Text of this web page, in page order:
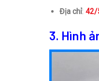
Địa chỉ: 42/
3. Hình